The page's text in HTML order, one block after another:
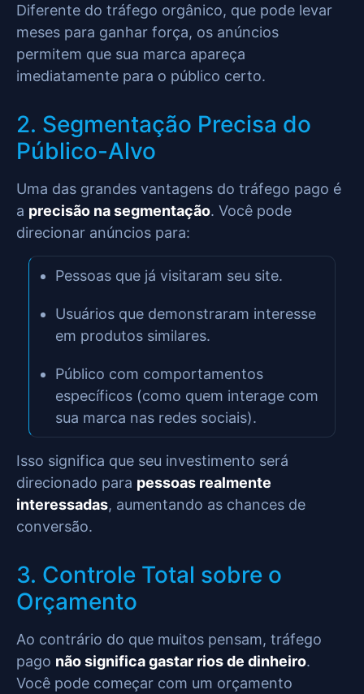
Diferente do tráfego orgânico, que pode levar
meses para ganhar força, os anúncios
permitem que sua marca apareça
imediatamente para o público certo.
2. Segmentação Precisa do
Público-Alvo
Uma das grandes vantagens do tráfego pago é
a precisão na segmentação. Você pode
direcionar anúncios para:
Pessoas que já visitaram seu site.
Usuários que demonstraram interesse
em produtos similares.
Público com comportamentos
específicos (como quem interage com
sua marca nas redes sociais).
Isso significa que seu investimento será
direcionado para pessoas realmente
interessadas, aumentando as chances de
conversão.
3. Controle Total sobre o
Orçamento
Ao contrário do que muitos pensam, tráfego
pago não significa gastar rios de dinheiro.
Você pode começar com um orçamento